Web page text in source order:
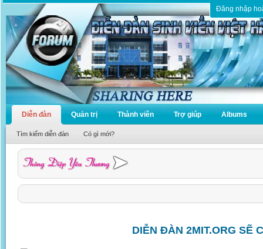
Đăng nhập
Diễn đàn
Tìm kiếm diễn đàn Có gì mới?
Quản trị Thành viên Trợ giúp Albums
DIỄN ĐÀN 2MIT.ORG SẼ